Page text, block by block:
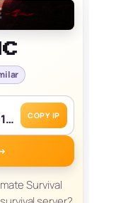
COPY IP
Survival